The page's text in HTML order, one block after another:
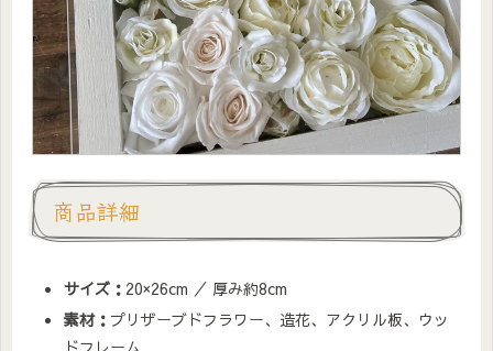
商品詳細
サイズ： 20×26cm ／ 厚み約8cm
素材： プリザーブドフラワー、造花、アクリル板、ウッ
ドフレーム